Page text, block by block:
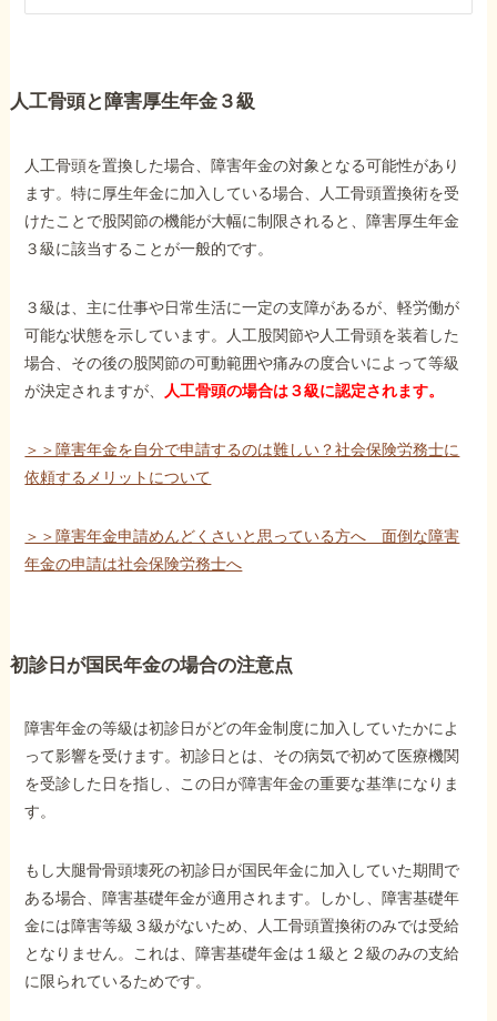
お客様からの感謝のお手紙
サイトマップ
で受給相談をする
当事務所に
依頼するメリット
お電話でのお問い合わせ
人工骨頭と障害厚生年金３級
人工骨頭を置換した場合、障害年金の対象となる可能性があり
ます。特に厚生年金に加入している場合、人工骨頭置換術を受
けたことで股関節の機能が大幅に制限されると、障害厚生年金
３級に該当することが一般的です。
３級は、主に仕事や日常生活に一定の支障があるが、軽労働が
可能な状態を示しています。人工股関節や人工骨頭を装着した
場合、その後の股関節の可動範囲や痛みの度合いによって等級
が決定されますが、
人工骨頭の場合は３級に認定されます。
＞＞障害年金を自分で申請するのは難しい？社会保険労務士に
依頼するメリットについて
＞＞障害年金申請めんどくさいと思っている方へ 面倒な障害
年金の申請は社会保険労務士へ
初診日が国民年金の場合の注意点
障害年金の等級は初診日がどの年金制度に加入していたかによ
って影響を受けます。初診日とは、その病気で初めて医療機関
を受診した日を指し、この日が障害年金の重要な基準になりま
す。
もし大腿骨骨頭壊死の初診日が国民年金に加入していた期間で
ある場合、障害基礎年金が適用されます。しかし、障害基礎年
金には障害等級３級がないため、人工骨頭置換術のみでは受給
となりません。これは、障害基礎年金は１級と２級のみの支給
に限られているためです。